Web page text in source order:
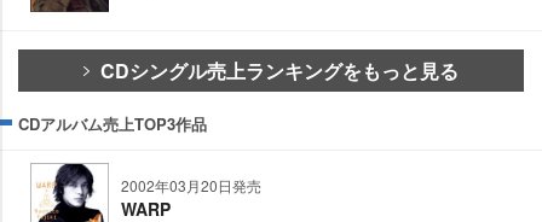
CDシングル売上ランキングをもっと見る
CDアルバム売上TOP3作品
2002年03月20日発売
WARP